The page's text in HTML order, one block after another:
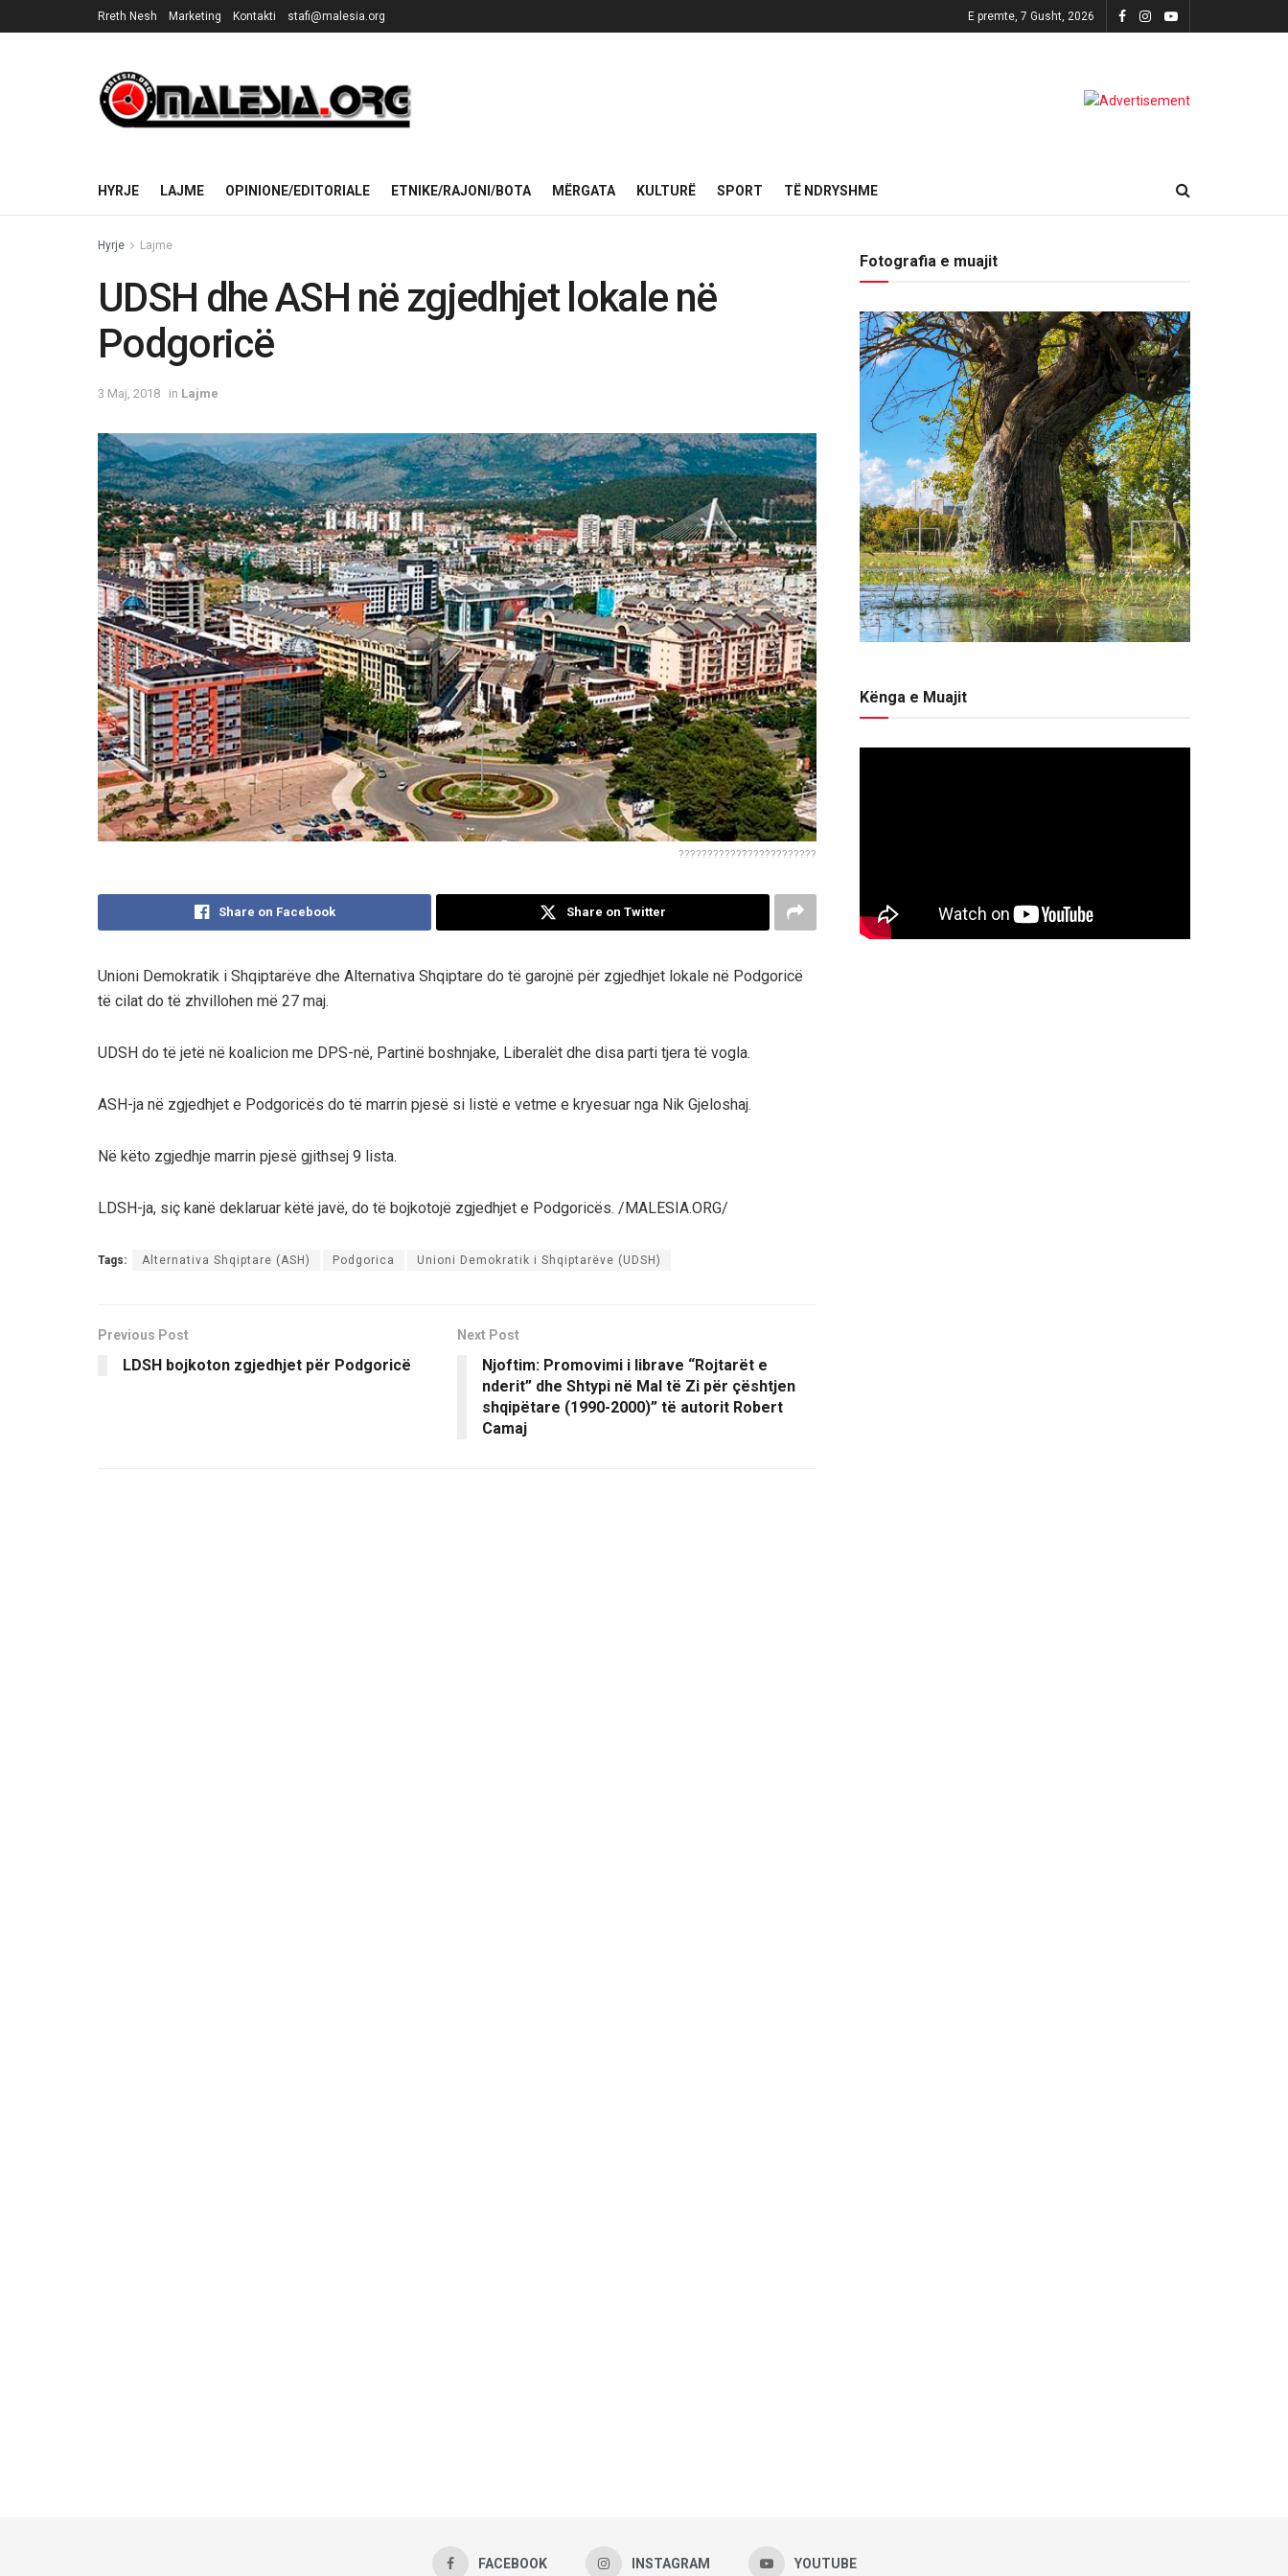
Rreth Nesh Marketing Kontakti stafi@malesia.org E premte, 7 Gusht, 2026
HYRJE LAJME OPINIONE/EDITORIALE ETNIKE/RAJONI/BOTA MËRGATA KULTURË SPORT TË NDRYSHME
Hyrje Lajme
UDSH dhe ASH në zgjedhjet lokale në
Podgoricë
3 Maj, 2018 in Lajme
????????????????????????
Share on Facebook Share on Twitter
Unioni Demokratik i Shqiptarëve dhe Alternativa Shqiptare do të garojnë për zgjedhjet lokale në Podgoricë
të cilat do të zhvillohen më 27 maj.
UDSH do të jetë në koalicion me DPS-në, Partinë boshnjake, Liberalët dhe disa parti tjera të vogla.
ASH-ja në zgjedhjet e Podgoricës do të marrin pjesë si listë e vetme e kryesuar nga Nik Gjeloshaj.
Në këto zgjedhje marrin pjesë gjithsej 9 lista.
LDSH-ja, siç kanë deklaruar këtë javë, do të bojkotojë zgjedhjet e Podgoricës. /MALESIA.ORG/
Tags: Alternativa Shqiptare (ASH) Podgorica Unioni Demokratik i Shqiptarëve (UDSH)
Previous Post
LDSH bojkoton zgjedhjet për Podgoricë
Next Post
Njoftim: Promovimi i librave “Rojtarët e
nderit” dhe Shtypi në Mal të Zi për çështjen
shqipëtare (1990-2000)” të autorit Robert
Camaj
Fotografia e muajit
Kënga e Muajit
FACEBOOK INSTAGRAM YOUTUBE